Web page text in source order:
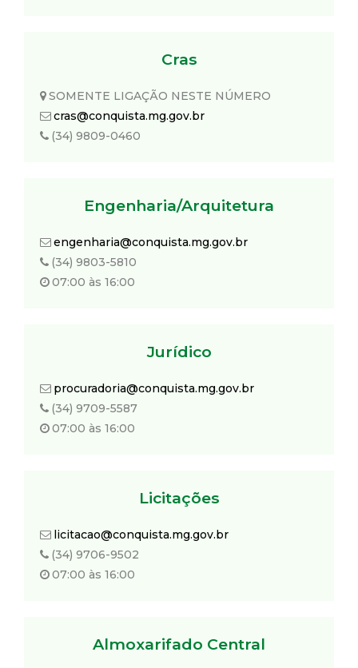
Cras
SOMENTE LIGAÇÃO NESTE NÚMERO
cras@conquista.mg.gov.br
(34) 9809-0460
Engenharia/Arquitetura
engenharia@conquista.mg.gov.br
(34) 9803-5810
07:00 às 16:00
Jurídico
procuradoria@conquista.mg.gov.br
(34) 9709-5587
07:00 às 16:00
Licitações
licitacao@conquista.mg.gov.br
(34) 9706-9502
07:00 às 16:00
Almoxarifado Central